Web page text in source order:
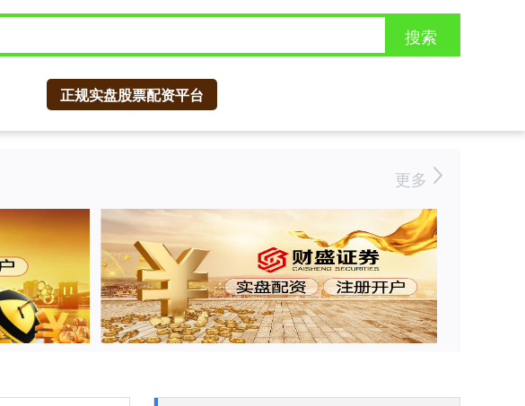
搜索
正规实盘股票配资平台
更多